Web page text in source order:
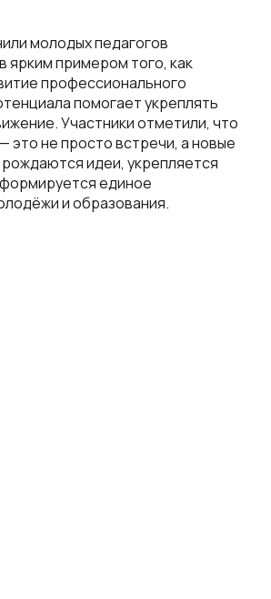
молодых педагогов
ярким примером того, как
профессионального
помогает укреплять
Участники отметили, что
это не просто встречи, а новые
рождаются идеи, укрепляется
единое
и образования.